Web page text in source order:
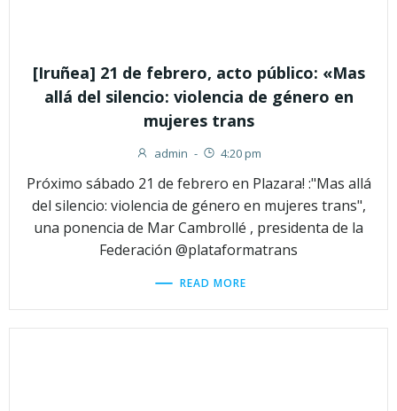
[Iruñea] 21 de febrero, acto público: «Mas
allá del silencio: violencia de género en
mujeres trans
admin - 4:20 pm
Próximo sábado 21 de febrero en Plazara! :"Mas allá
del silencio: violencia de género en mujeres trans",
una ponencia de Mar Cambrollé , presidenta de la
Federación @plataformatrans
READ MORE